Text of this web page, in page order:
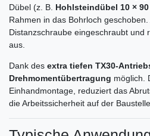
Dübel (z. B. Hohlsteindübel 10 × 90
Rahmen in das Bohrloch
Distanzschraube eingeschraubt und
aus.
Dank des extra tiefen TX30-
Drehmomentübertragung möglich.
Einhandmontage, reduziert das
die Arbeitssicherheit auf der Baustelle.